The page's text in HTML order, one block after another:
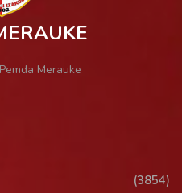
Merauke
(3854)